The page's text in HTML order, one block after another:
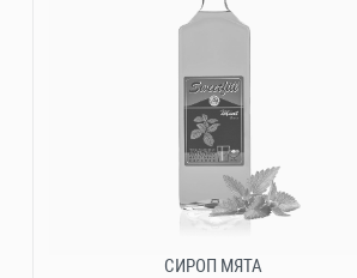
СИРОП МЯТА